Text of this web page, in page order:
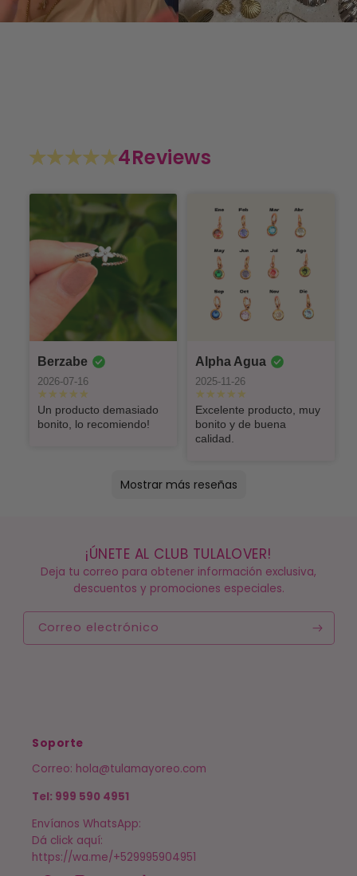
4Reviews
Berzabe
2026-07-16
Un producto demasiado
bonito, lo recomiendo!
Alpha Agua
2025-11-26
Excelente producto, muy
bonito y de buena
calidad.
Mostrar más reseñas
¡ÚNETE AL CLUB TULALOVER!
Deja tu correo para obtener información exclusiva,
descuentos y promociones especiales.
Correo electrónico
Soporte
Correo: hola@tulamayoreo.com
Tel: 999 590 4951
Envíanos WhatsApp:
Dá click aquí:
https://wa.me/+529995904951